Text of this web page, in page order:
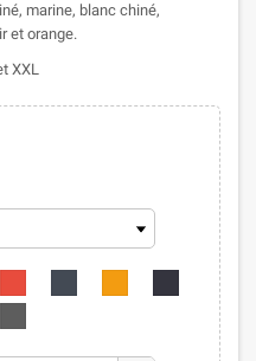
marine, blanc chiné,
et orange.
XXL